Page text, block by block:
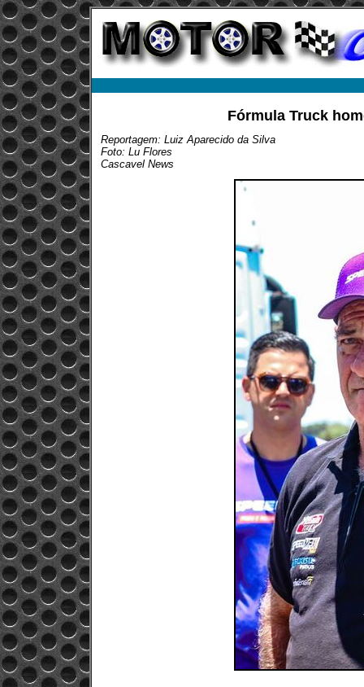
Fórmula Truck
Reportagem: Luiz Aparecido da Silva
Foto: Lu Flores
Cascavel News